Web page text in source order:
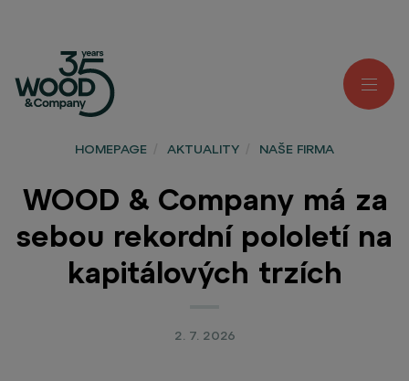
HOMEPAGE AKTUALITY NAŠE FIRMA
WOOD & Company má za
sebou rekordní pololetí na
kapitálových trzích
2. 7. 2026